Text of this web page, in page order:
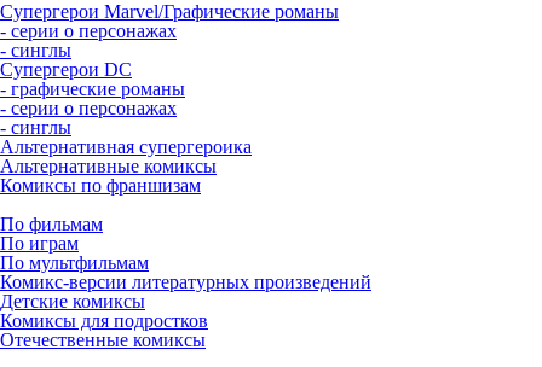
Супергерои Marvel/Графические романы
- серии о персонажах
- синглы
Супергерои DC
- графические романы
- серии о персонажах
- синглы
Альтернативная супергероика
Альтернативные комиксы
Комиксы по франшизам
По фильмам
По играм
По мультфильмам
Комикс-версии литературных произведений
Детские комиксы
Комиксы для подростков
Отечественные комиксы